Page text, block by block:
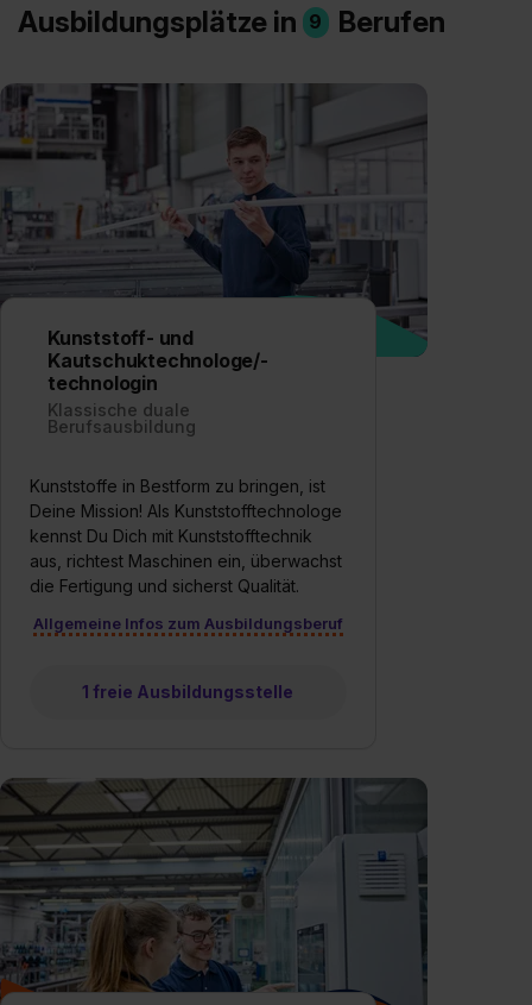
Ausbildungsplätze in 9 Berufen
Kunststoff- und
Kautschuktechnologe/-
technologin
Klassische duale
Berufsausbildung
Kunststoffe in Bestform zu bringen, ist
Deine Mission! Als Kunststofftechnologe
kennst Du Dich mit Kunststofftechnik
aus, richtest Maschinen ein, überwachst
die Fertigung und sicherst Qualität.
Allgemeine Infos zum Ausbildungsberuf
1 freie Ausbildungsstelle